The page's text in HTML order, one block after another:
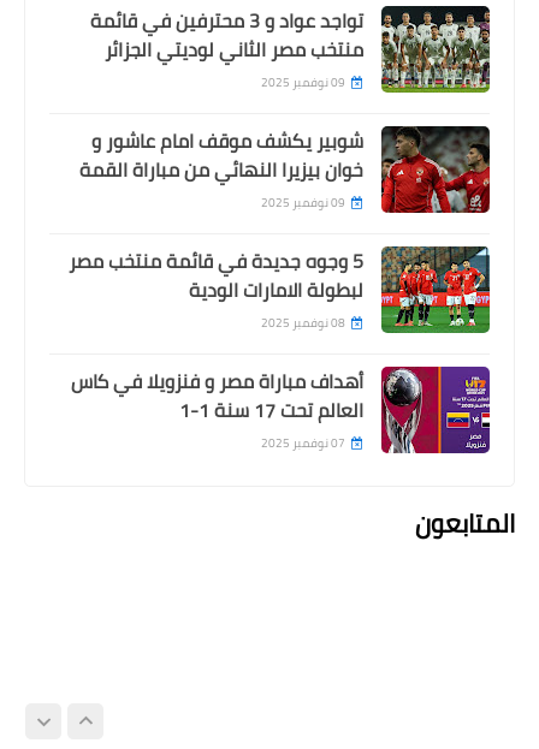
تواجد عواد و 3 محترفين في قائمة
منتخب مصر الثاني لوديتي الجزائر
09 نوفمبر 2025
شوبير يكشف موقف امام عاشور و
خوان بيزيرا النهائي من مباراة القمة
09 نوفمبر 2025
5 وجوه جديدة في قائمة منتخب مصر
لبطولة الامارات الودية
08 نوفمبر 2025
أهداف مباراة مصر و فنزويلا في كاس
العالم تحت 17 سنة 1-1
07 نوفمبر 2025
المتابعون